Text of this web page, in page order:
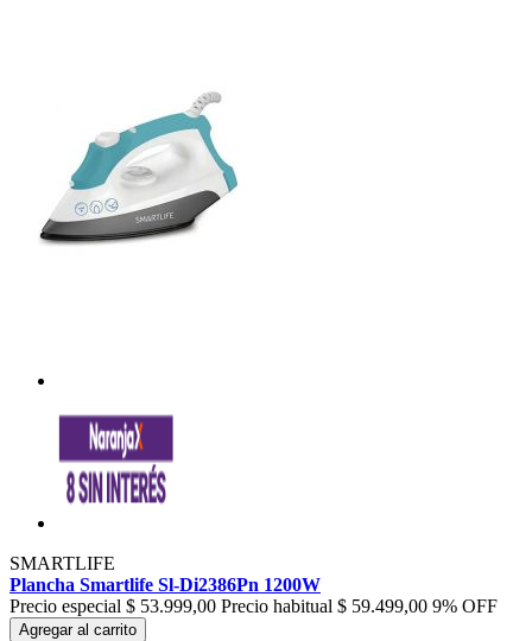
SMARTLIFE
Plancha Smartlife Sl-Di2386Pn 1200W
Precio especial $ 53.999,00 Precio habitual $ 59.499,00 9% OFF
Agregar al carrito